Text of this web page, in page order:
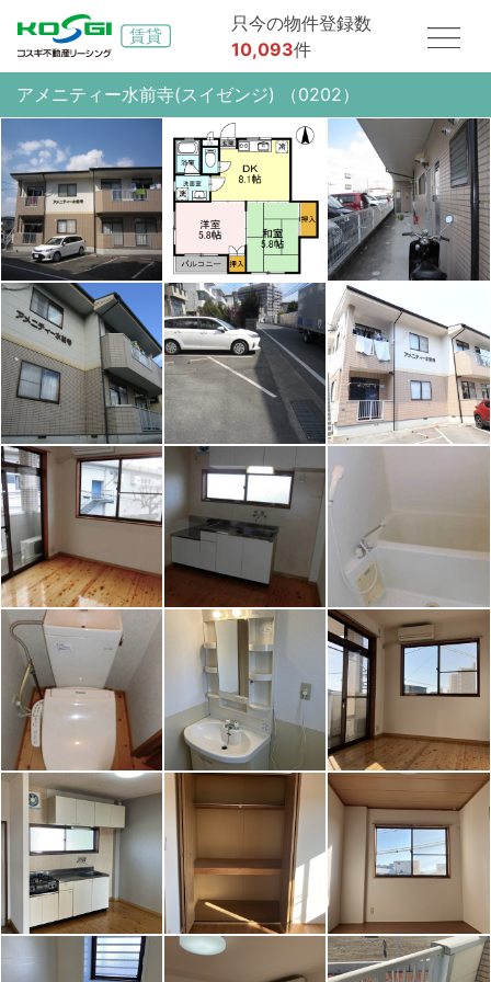
只今の物件登録数
10,093件
アメニティー水前寺(スイゼンジ) （0202）